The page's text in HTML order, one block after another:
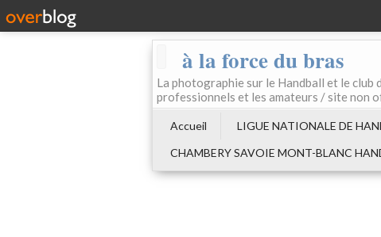
à la force du bras
La photographie sur le Handball et le club
professionnels et les amateurs / site non
Accueil LIGUE NATIONALE DE
CHAMBERY SAVOIE MONT-BLANC